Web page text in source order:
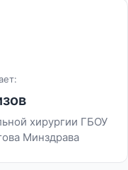
хирургии ГБОУ
Минздрава